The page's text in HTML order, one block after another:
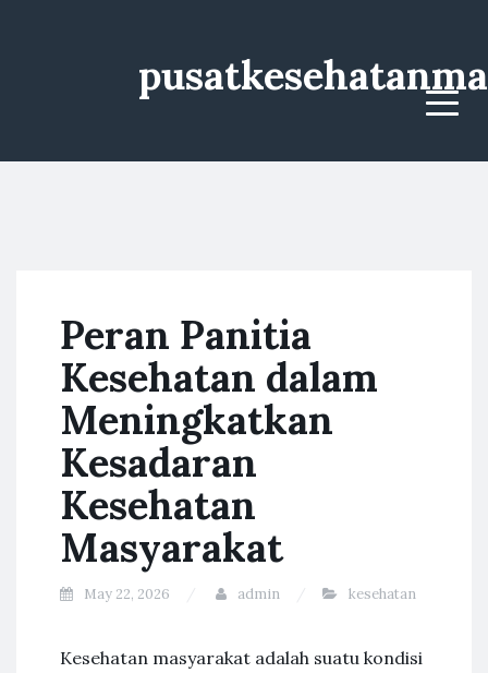
Menu
Peran Panitia
Kesehatan dalam
Meningkatkan
Kesadaran
Kesehatan
Masyarakat
May 22, 2026 admin kesehatan
Kesehatan masyarakat adalah suatu kondisi